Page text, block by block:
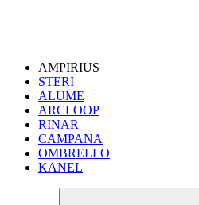
AMPIRIUS
STERI
ALUME
ARCLOOP
RINAR
CAMPANA
OMBRELLO
KANEL